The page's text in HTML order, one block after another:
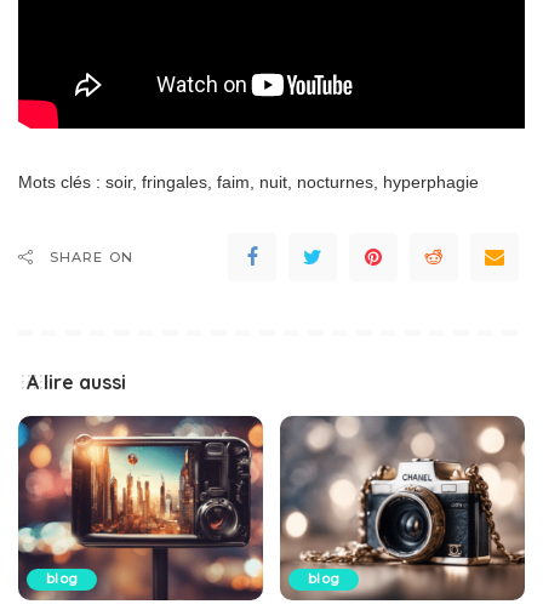
Mots clés : soir, fringales, faim, nuit, nocturnes, hyperphagie
SHARE ON
A lire aussi
blog blog